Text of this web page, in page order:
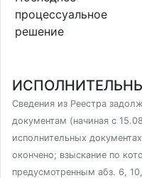
процессуальное
решение
Сведения из Реестра
документам (начиная с
исполнительных
окончено; взыскание по
предусмотренным абз. 6,